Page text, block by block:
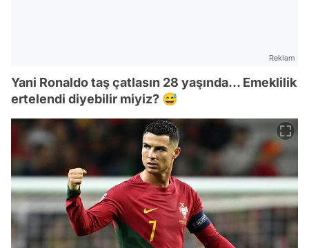
Reklam
Yani Ronaldo taş çatlasın 28 yaşında... Emeklilik
ertelendi diyebilir miyiz? 😅